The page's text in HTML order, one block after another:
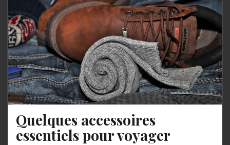
Quelques accessoires
essentiels pour voyager